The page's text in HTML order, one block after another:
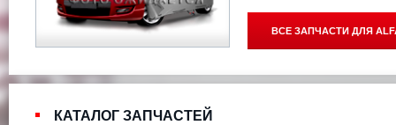
ВСЕ ЗАПЧАСТИ ДЛЯ
КАТАЛОГ ЗАПЧАСТЕЙ